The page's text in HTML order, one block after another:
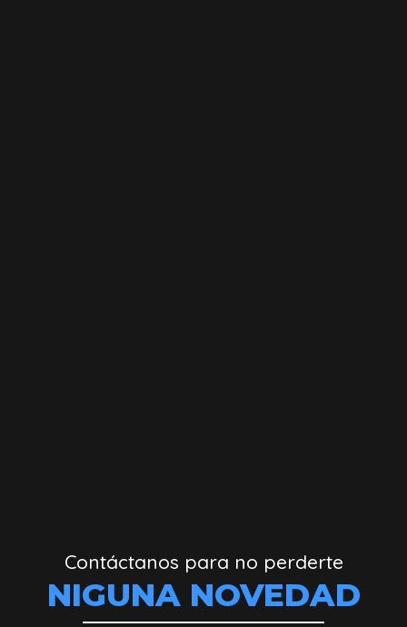
Contáctanos para no perderte
NIGUNA NOVEDAD